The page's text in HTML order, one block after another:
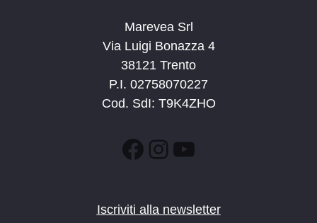
Marevea Srl
Via Luigi Bonazza 4
38121 Trento
P.I. 02758070227
Cod. SdI: T9K4ZHO
Facebook
Instagram
YouTube
Iscriviti alla newsletter